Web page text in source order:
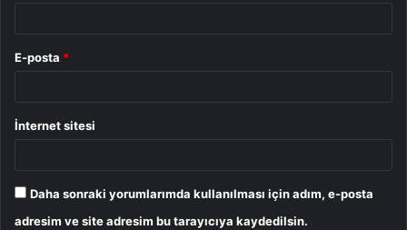
E-posta *
İnternet sitesi
Daha sonraki yorumlarımda kullanılması için adım, e-posta
adresim ve site adresim bu tarayıcıya kaydedilsin.